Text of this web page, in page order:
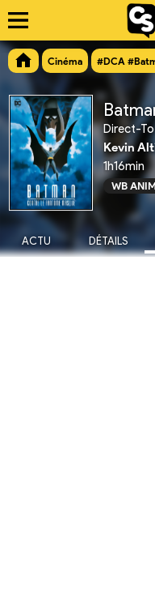
Cinéma #DCA
Direct-
Kevin
1h16min
WB
ACTU DÉTAILS